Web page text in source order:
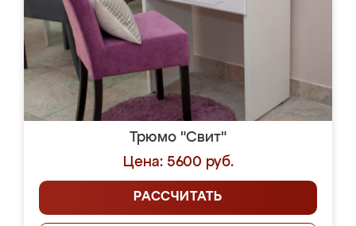
Трюмо "Свит"
Цена: 5600 руб.
РАССЧИТАТЬ